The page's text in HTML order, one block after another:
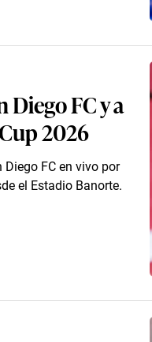
Diego FC y a
2026
FC en vivo por
el Estadio Banorte.